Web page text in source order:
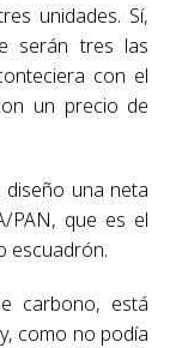
unidades. Sí,
serán tres las
con el
un precio de
diseño una neta
PAN, que es el
escuadrón.
carbono, está
como no podía